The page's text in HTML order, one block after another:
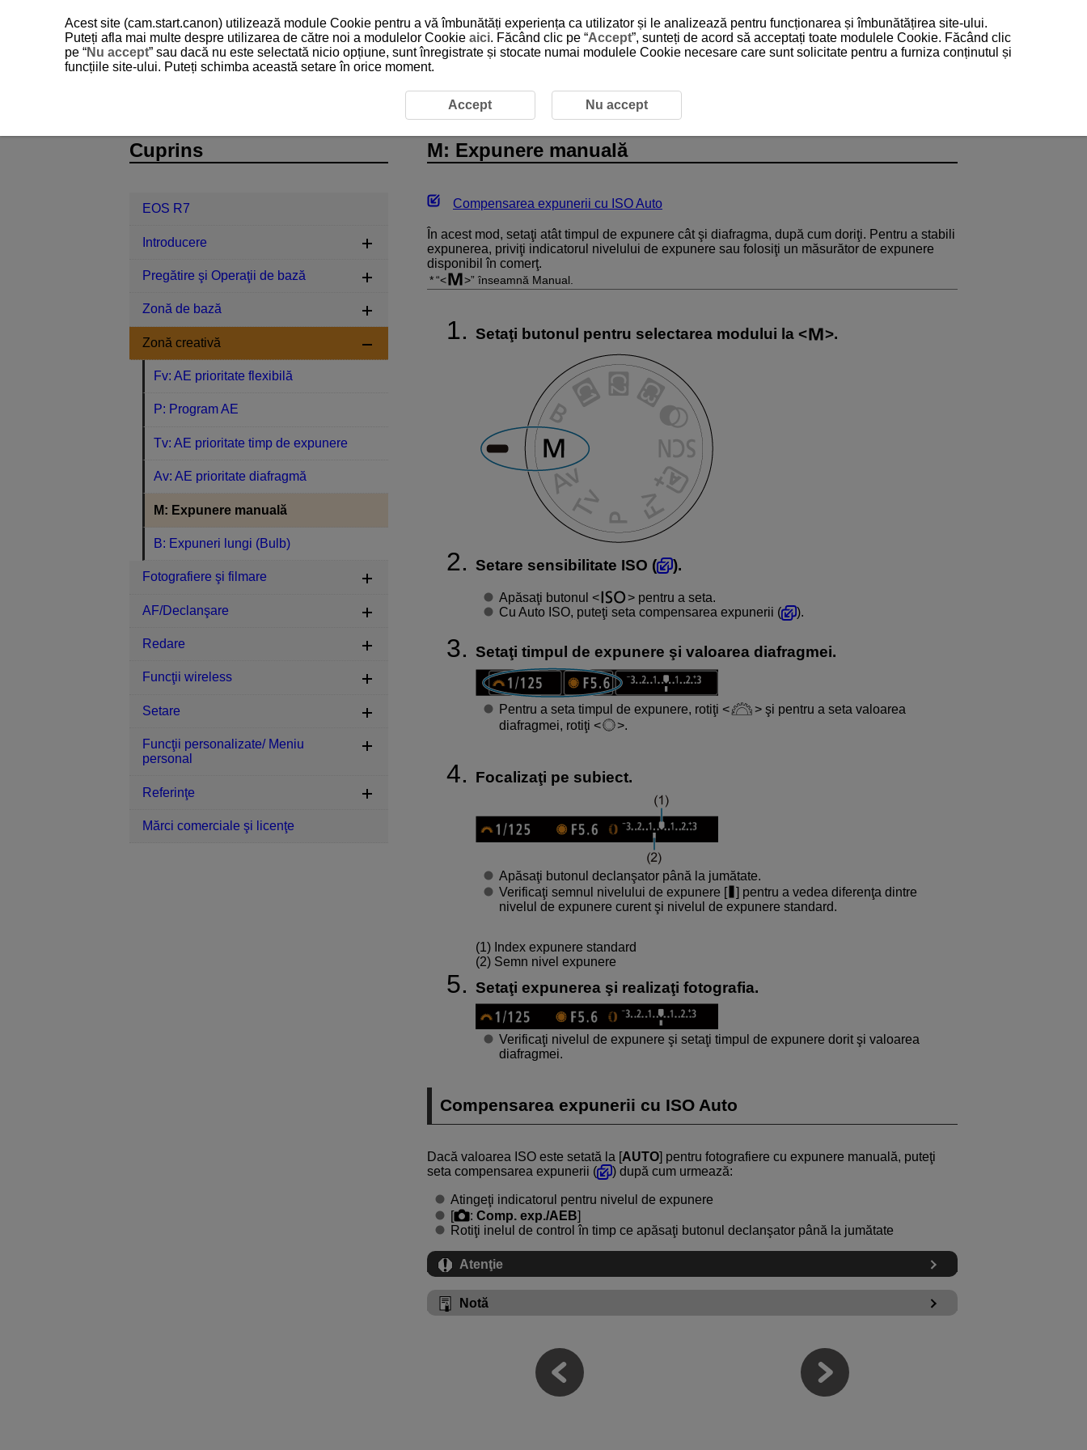
M: Expunere manuală
Compensarea expunerii cu ISO Auto
În acest mod, setaţi atât timpul de expunere cât şi diafragma, după cum doriţi. Pentru a stabili
expunerea, priviţi indicatorul nivelului de expunere sau folosiţi un măsurător de expunere
disponibil în comerţ.
“ ” înseamnă Manual.
Setaţi butonul pentru selectarea modului la .
Setare sensibilitate ISO ( ).
Apăsaţi butonul
pentru a seta.
Cu Auto ISO, puteţi seta compensarea expunerii (
).
Setaţi timpul de expunere şi valoarea diafragmei.
Pentru a seta timpul de expunere, rotiţi
şi pentru a seta valoarea
diafragmei, rotiţi
.
Focalizaţi pe subiect.
Apăsaţi butonul declanşator până la jumătate.
Verificaţi semnul nivelului de expunere [
] pentru a vedea diferenţa dintre
nivelul de expunere curent şi nivelul de expunere standard.
(1) Index expunere standard
(2) Semn nivel expunere
Setaţi expunerea şi realizaţi fotografia.
Verificaţi nivelul de expunere şi setaţi timpul de expunere dorit şi valoarea
diafragmei.
Compensarea expunerii cu ISO Auto
Dacă valoarea ISO este setată la [AUTO] pentru fotografiere cu expunere manuală, puteţi
seta compensarea expunerii (
) după cum urmează:
Atingeţi indicatorul pentru nivelul de expunere
[
: Comp. exp./AEB]
Rotiţi inelul de control în timp ce apăsaţi butonul declanşator până la jumătate
Atenţie
Notă
Cuprins
EOS R7
Introducere
Pregătire şi Operaţii de bază
Zonă de bază
Zonă creativă
Fv: AE prioritate flexibilă
P: Program AE
Tv: AE prioritate timp de expunere
Av: AE prioritate diafragmă
M: Expunere manuală
B: Expuneri lungi (Bulb)
Fotografiere şi filmare
AF/Declanşare
Redare
Funcţii wireless
Setare
Funcţii personalizate/ Meniu
personal
Referinţe
Mărci comerciale şi licenţe
Acest site (cam.start.canon) utilizează module Cookie pentru a vă îmbunătăți experiența ca utilizator și le analizează pentru funcționarea și îmbunătățirea site-ului.
Puteți afla mai multe despre utilizarea de către noi a modulelor Cookie aici. Făcând clic pe “Accept”, sunteți de acord să acceptați toate modulele Cookie. Făcând clic
pe “Nu accept” sau dacă nu este selectată nicio opțiune, sunt înregistrate și stocate numai modulele Cookie necesare care sunt solicitate pentru a furniza conținutul și
funcțiile site-ului. Puteți schimba această setare în orice moment.
Accept Nu accept